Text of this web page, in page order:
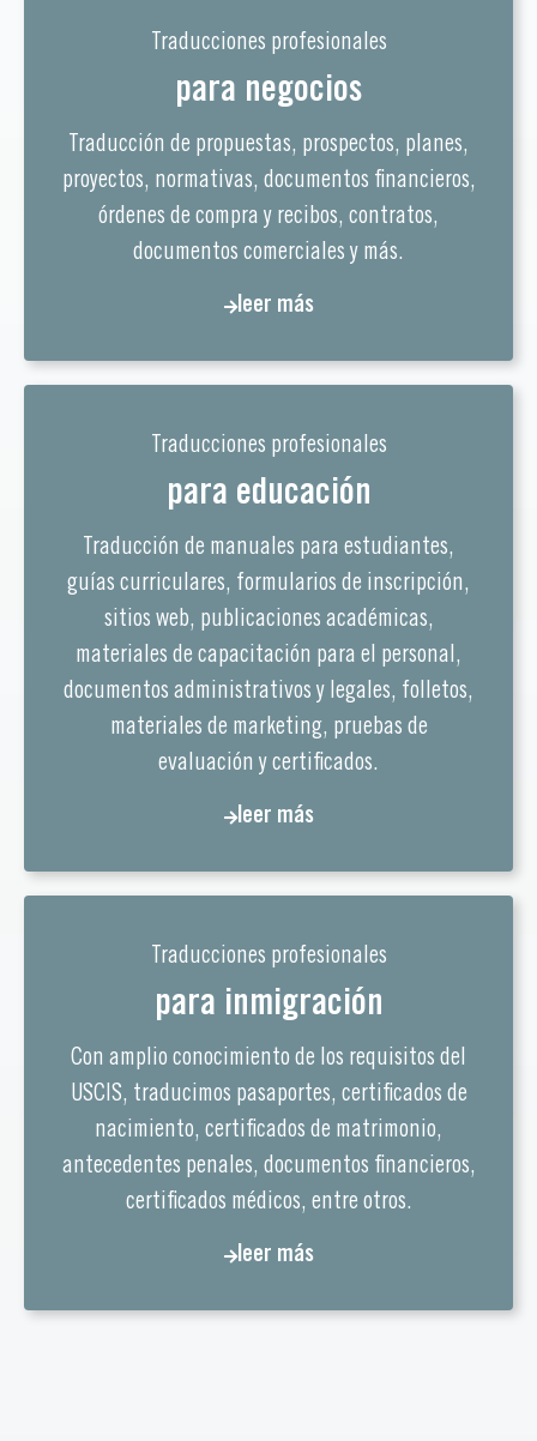
Traducciones profesionales
para negocios
Traducción de propuestas, prospectos, planes,
proyectos, normativas, documentos financieros,
órdenes de compra y recibos, contratos,
documentos comerciales y más.
leer más
Traducciones profesionales
para educación
Traducción de manuales para estudiantes,
guías curriculares, formularios de inscripción,
sitios web, publicaciones académicas,
materiales de capacitación para el personal,
documentos administrativos y legales, folletos,
materiales de marketing, pruebas de
evaluación y certificados.
leer más
Traducciones profesionales
para inmigración
Con amplio conocimiento de los requisitos del
USCIS, traducimos pasaportes, certificados de
nacimiento, certificados de matrimonio,
antecedentes penales, documentos financieros,
certificados médicos, entre otros.
leer más